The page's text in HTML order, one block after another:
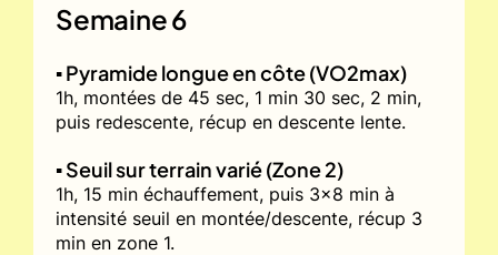
Semaine 6
▪️ Pyramide longue en côte (VO2max)
1h, montées de 45 sec, 1 min 30 sec, 2 min,
puis redescente, récup en descente lente.
▪️ Seuil sur terrain varié (Zone 2)
1h, 15 min échauffement, puis 3x8 min à
intensité seuil en montée/descente, récup 3
min en zone 1.